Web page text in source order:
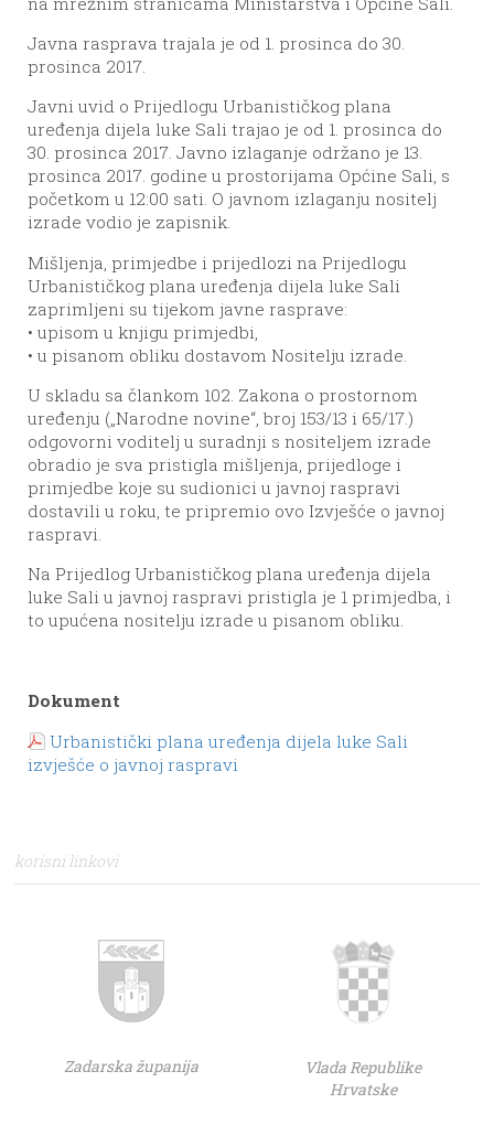
Javna rasprava trajala je od 1. prosinca do 30.
prosinca 2017.
Javni uvid o Prijedlogu Urbanističkog plana
uređenja dijela luke Sali trajao je od 1. prosinca do
30. prosinca 2017. Javno izlaganje održano je 13.
prosinca 2017. godine u prostorijama Općine Sali, s
početkom u 12:00 sati. O javnom izlaganju nositelj
izrade vodio je zapisnik.
Mišljenja, primjedbe i prijedlozi na Prijedlogu
Urbanističkog plana uređenja dijela luke Sali
zaprimljeni su tijekom javne rasprave:
• upisom u knjigu primjedbi,
• u pisanom obliku dostavom Nositelju izrade.
U skladu sa člankom 102. Zakona o prostornom
uređenju („Narodne novine“, broj 153/13 i 65/17.)
odgovorni voditelj u suradnji s nositeljem izrade
obradio je sva pristigla mišljenja, prijedloge i
primjedbe koje su sudionici u javnoj raspravi
dostavili u roku, te pripremio ovo Izvješće o javnoj
raspravi.
Na Prijedlog Urbanističkog plana uređenja dijela
luke Sali u javnoj raspravi pristigla je 1 primjedba, i
to upućena nositelju izrade u pisanom obliku.
Dokument
Urbanistički plana uređenja dijela luke Sali
izvješće o javnoj raspravi
korisni linkovi
Zadarska županija
Vlada Republike
Hrvatske